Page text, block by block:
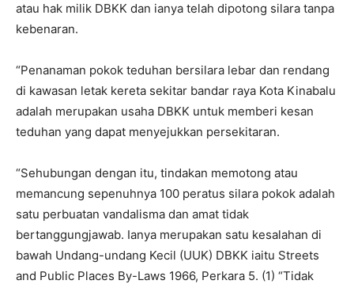
atau hak milik DBKK dan ianya telah dipotong silara tanpa
kebenaran.
“Penanaman pokok teduhan bersilara lebar dan rendang
di kawasan letak kereta sekitar bandar raya Kota Kinabalu
adalah merupakan usaha DBKK untuk memberi kesan
teduhan yang dapat menyejukkan persekitaran.
“Sehubungan dengan itu, tindakan memotong atau
memancung sepenuhnya 100 peratus silara pokok adalah
satu perbuatan vandalisma dan amat tidak
bertanggungjawab. Ianya merupakan satu kesalahan di
bawah Undang-undang Kecil (UUK) DBKK iaitu Streets
and Public Places By-Laws 1966, Perkara 5. (1) “Tidak